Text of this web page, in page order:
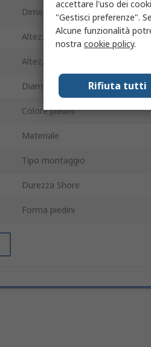
Dimensione filetto
Altezza piedini
Altezza complessiva
Diametro esterno
Colore piedini
Materiale
Tipo montaggio
Durezza Shore
Forma piedini
accettare l'uso dei
"Gestisci preferenze".
Alcune funzionalità
nostra cookie policy.
Rifiuta tutti